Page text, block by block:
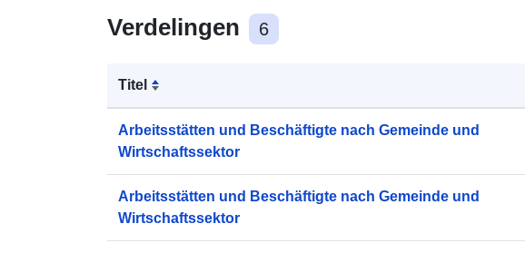
Verdelingen 6
Titel
Arbeitsstätten und Beschäftigte nach Gemeinde und
Wirtschaftssektor
Arbeitsstätten und Beschäftigte nach Gemeinde und
Wirtschaftssektor